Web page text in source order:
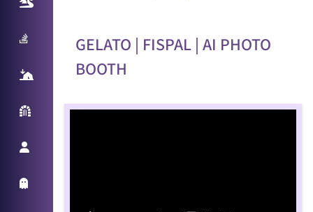
Sampling Machine
React Table
Parede Reativa
GELATO | FISPAL | AI PHOTO
BOOTH